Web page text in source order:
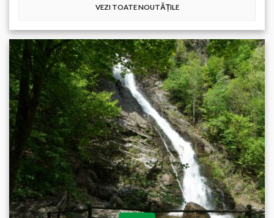
VEZI TOATE NOUTĂȚILE